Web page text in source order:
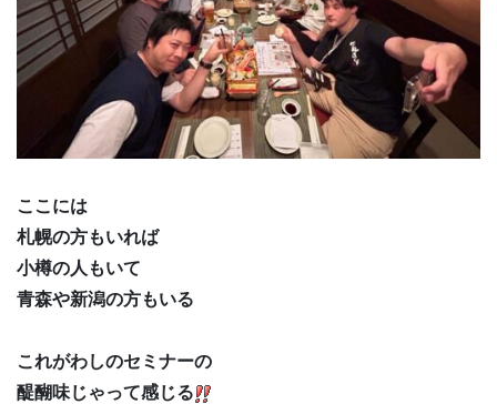
ここには
札幌の方もいれば
小樽の人もいて
青森や新潟の方もいる
これがわしのセミナーの
醍醐味じゃって感じる